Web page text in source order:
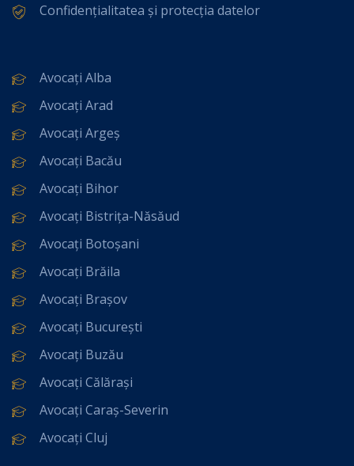
Confidențialitatea și protecția datelor
Avocați Alba
Avocați Arad
Avocați Argeș
Avocați Bacău
Avocați Bihor
Avocați Bistrița-Năsăud
Avocați Botoșani
Avocați Brăila
Avocați Brașov
Avocați București
Avocați Buzău
Avocați Călărași
Avocați Caraș-Severin
Avocați Cluj